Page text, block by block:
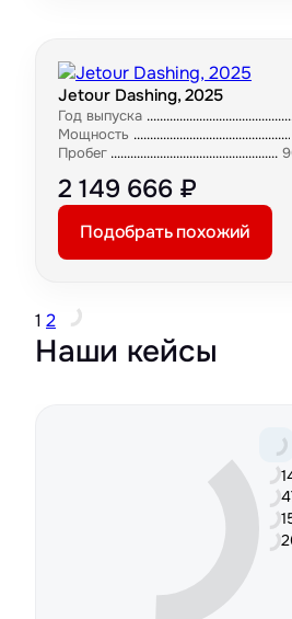
Jetour Dashing, 2025
Год выпуска
Мощность
Пробег
2 149 666 ₽
Подобрать похожий
1 2
Наши кейсы